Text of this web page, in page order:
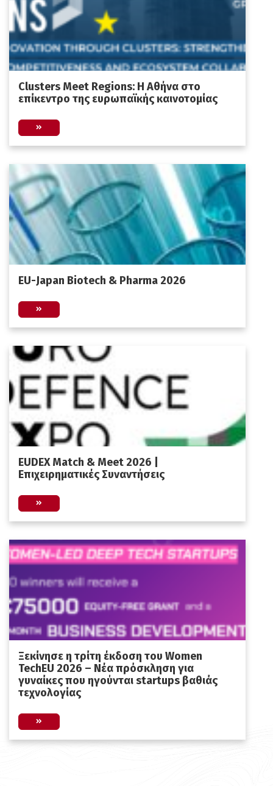
Clusters Meet Regions: Η Αθήνα στο
επίκεντρο της ευρωπαϊκής καινοτομίας
EU-Japan Biotech & Pharma 2026
EUDEX Match & Meet 2026 |
Επιχειρηματικές Συναντήσεις
Ξεκίνησε η τρίτη έκδοση του Women
TechEU 2026 – Νέα πρόσκληση για
γυναίκες που ηγούνται startups βαθιάς
τεχνολογίας